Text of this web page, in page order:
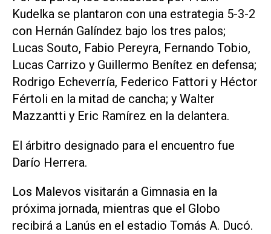
Kudelka se plantaron con una estrategia 5-3-2
con Hernán Galíndez bajo los tres palos;
Lucas Souto, Fabio Pereyra, Fernando Tobio,
Lucas Carrizo y Guillermo Benítez en defensa;
Rodrigo Echeverría, Federico Fattori y Héctor
Fértoli en la mitad de cancha; y Walter
Mazzantti y Eric Ramírez en la delantera.
El árbitro designado para el encuentro fue
Darío Herrera.
Los Malevos visitarán a Gimnasia en la
próxima jornada, mientras que el Globo
recibirá a Lanús en el estadio Tomás A. Ducó.